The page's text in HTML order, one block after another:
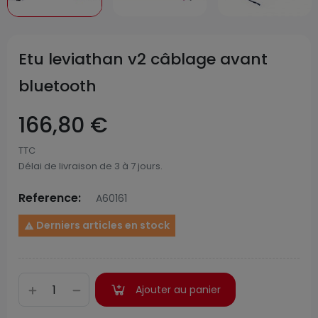
Etu leviathan v2 câblage avant
bluetooth
166,80 €
TTC
Délai de livraison de 3 à 7 jours.
Reference: A60161
 Derniers articles en stock
Ajouter au panier